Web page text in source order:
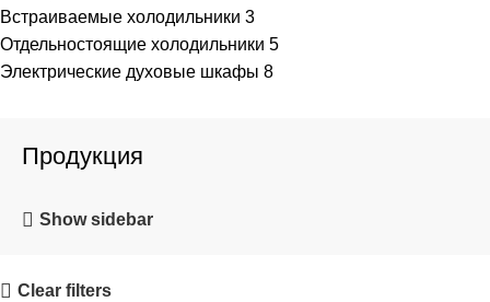
Встраиваемые холодильники 3
Отдельностоящие холодильники 5
Электрические духовые шкафы 8
Продукция
Show sidebar
Clear filters